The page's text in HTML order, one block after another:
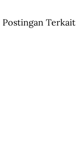
Postingan Terkait